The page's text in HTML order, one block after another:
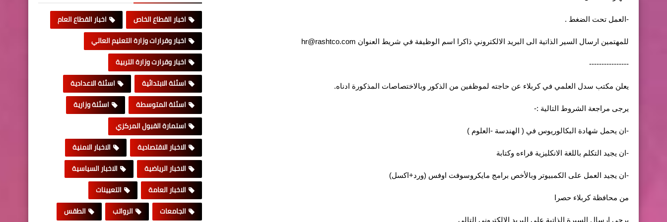
-العمل تحت الضغط .
للمهتمين ارسال السير الذاتية الى البريد الالكتروني ذاكرا اسم الوظيفة في شريط العنوان hr@rashtco.com
----------------
يعلن مكتب سدل العلمي في كربلاء عن حاجته لموظفين من الذكور وبالاختصاصات المذكورة ادناه.
يرجى مراجعة الشروط التالية :-
-ان يحمل شهادة البكالوريوس في ( الهندسة -العلوم )
-ان يجيد التكلم باللغة الانكليزية قراءه وكتابة
-ان يجيد العمل على الكمبيوتر وبالأخص برامج مايكروسوفت اوفس (ورد+اكسل)
من محافظة كربلاء حصرا
يرجى ارسال السيرة الذاتية على البريد الإلكتروني التالي
اخبار القطاع الخاص
اخبار القطاع العام
اخبار وقرارات وزارة التعليم العالي
اخبار وقرارت وزارة التربية
اسئلة الابتدائية
اسئلة الاعدادية
اسئلة المتوسطة
اسئلة وزارية
استمارة القبول المركزي
الاخبار الاقتصادية
الاخبار الامنية
الاخبار الرياضية
الاخبار السياسية
الاخبار العامة
التعيينات
الجامعات
الرواتب الطقس